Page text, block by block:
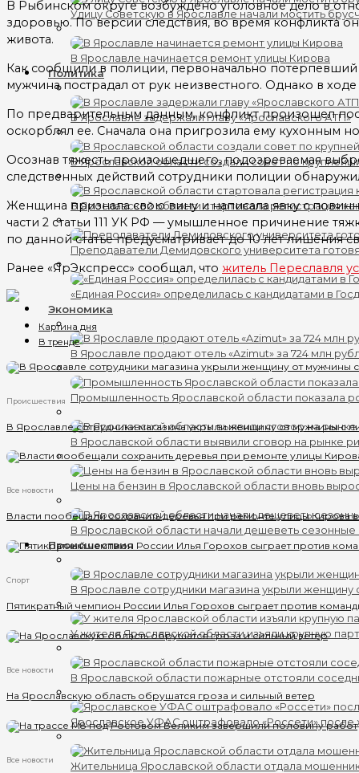
Улицу Советскую в Ярославле начали мостить
В Ярославле начинается ремонт улицы Кирова
Политика
В Ярославле задержали главу «Ярославского АТП»
В Ярославской области создали совет по
В Ярославской области стартовала регистрация
Преподаватели Демидовского университета
«Единая Россия» определилась с кандидатами в
Экономика
В Ярославле продают отель «Azimut» за 724 млн
Промышленность Ярославской области показала
В Ярославской области выявили сговор на рынке
Цены на бензин в Ярославской области вновь
В Ярославской области начали дешеветь
Происшествия
В Ярославле сотрудники магазина укрыли
У жителя Ярославской области изъяли крупную
В Ярославской области пожарные отстояли
Ярославское УФАС оштрафовало «Россети»
Жительница Ярославской области отдала
В Рыбинском округе возбуждено уголовное дело в
здоровью. По версии следствия, во время конфликта
живота.
Как сообщили в полиции, первоначально
мужчина пострадал от рук неизвестного. Однако в
По предварительным данным, конфликт произошел
оскорблял ее. Сначала она пригрозила ему кухонным
Осознав тяжесть произошедшего, подозреваемая
следственных действий сотрудники полиции
Женщина признала свою вину и написала явку с
части 2 статьи 111 УК РФ — умышленное причинение
по данной статье предусматривает до 10 лет лишения
Ранее «ЯрЭкспресс» сообщал, что житель Переславля
Картина дня
В тренде
Происшествия
В Ярославле сотрудники магазина укрыли женщину от мужчины с
Все новости
Власти пообещали сохранить деревья при ремонте улицы Кирова
Спорт
Пятикратный чемпион России Илья Горохов сыграет против
Все новости
На Ярославскую область обрушатся гроза и сильный ветер
Все новости